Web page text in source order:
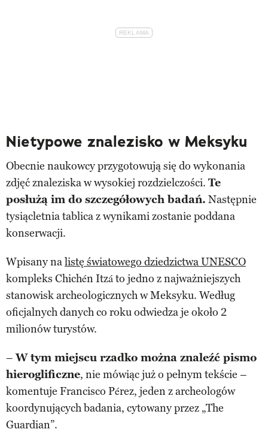
Nietypowe znalezisko w Meksyku
Obecnie naukowcy przygotowują się do wykonania
zdjęć znaleziska w wysokiej rozdzielczości. Te
posłużą im do szczegółowych badań. Następnie
tysiącletnia tablica z wynikami zostanie poddana
konserwacji.
Wpisany nalistę światowego dziedzictwa UNESCO
kompleks Chichén Itzá to jedno z najważniejszych
stanowisk archeologicznych w Meksyku. Według
oficjalnych danych co roku odwiedza je około 2
milionów turystów.
–W tym miejscu rzadko można znaleźć pismo
hieroglificzne, nie mówiąc już o pełnym tekście –
komentuje Francisco Pérez, jeden z archeologów
koordynujących badania, cytowany przez „The
Guardian”.